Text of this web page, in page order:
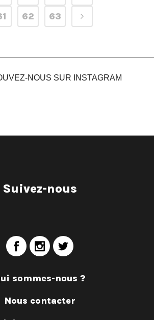
62 63
NOUS SUR INSTAGRAM
Suivez-nous
sommes-nous ?
Nous contacter